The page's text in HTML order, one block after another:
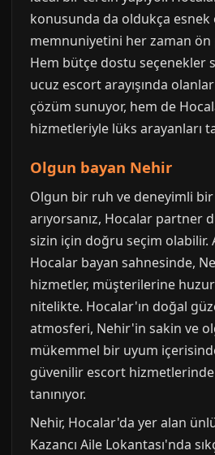
konusunda da oldukça
memnuniyetini her zaman ön
Hem bütçe dostu seçenekler
ucuz escort arayışında
çözüm sunuyor, hem de
hizmetleriyle lüks arayanları
Olgun bayan Nehir
Olgun bir ruh ve deneyimli bir
arıyorsanız, Hocalar partner
sizin için doğru seçim olabilir.
Hocalar bayan sahnesinde,
hizmetler, müşterilerine
nitelikte. Hocalar'ın doğal
atmosferi, Nehir'in sakin ve
mükemmel bir uyum
güvenilir escort hizmetlerinde
tanınıyor.
Nehir, Hocalar'da yer alan
Kazancı Aile Lokantası'nda